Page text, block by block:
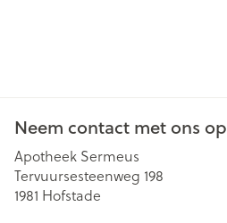
Neem contact met ons op
Apotheek Sermeus
Tervuursesteenweg 198
1981 Hofstade